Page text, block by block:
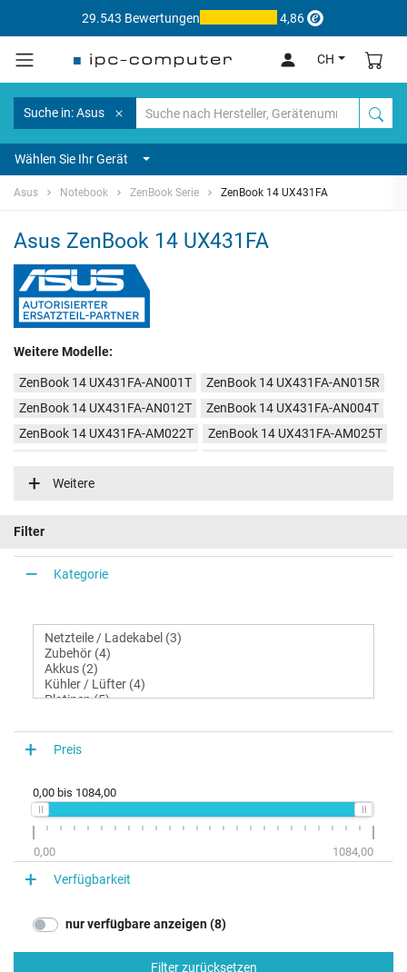
29.543 Bewertungen 4,86
CH
Suche in: Asus
Wählen Sie Ihr Gerät
Asus Notebook ZenBook Serie ZenBook 14 UX431FA
Asus ZenBook 14 UX431FA
Weitere Modelle:
ZenBook 14 UX431FA-AN001T
ZenBook 14 UX431FA-AN015R
ZenBook 14 UX431FA-AN012T
ZenBook 14 UX431FA-AN004T
ZenBook 14 UX431FA-AM022T
ZenBook 14 UX431FA-AM025T
ZenBook 14 UX431FA-AM022R
Weitere
Filter
Kategorie
Preis
0,00 bis 1084,00
0,00 1084,00
Verfügbarkeit
nur verfügbare anzeigen (8)
Filter zurücksetzen